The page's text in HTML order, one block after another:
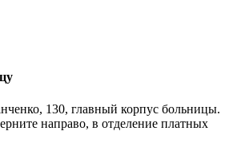
130, главный корпус больницы.
направо, в отделение платных